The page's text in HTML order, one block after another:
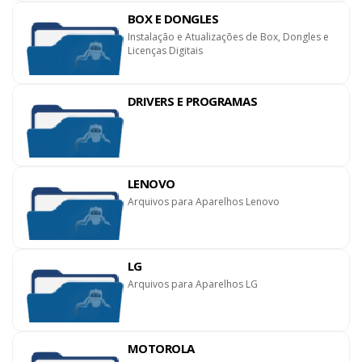
BOX E DONGLES
Instalação e Atualizações de Box, Dongles e
Licenças Digitais
DRIVERS E PROGRAMAS
LENOVO
Arquivos para Aparelhos Lenovo
LG
Arquivos para Aparelhos LG
MOTOROLA